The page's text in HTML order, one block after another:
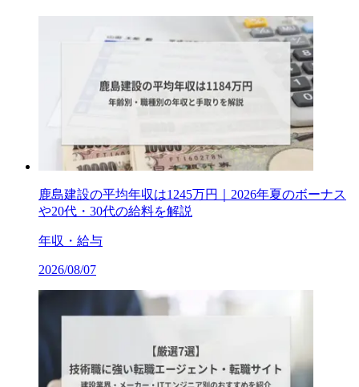
鹿島建設の平均年収は1245万円｜2026年夏のボーナス
や20代・30代の給料を解説
年収・給与
2026/08/07